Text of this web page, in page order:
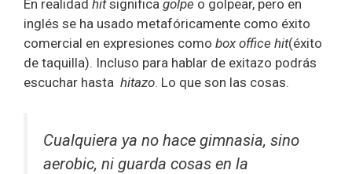
En realidad hitsignifica golpe o golpear, pero en
inglés se ha usado metafóricamente como éxito
comercial en expresiones como box office hit(éxito
de taquilla). Incluso para hablar de exitazo podrás
escuchar hasta hitazo. Lo que son las cosas.
Cualquiera ya no hace gimnasia, sino
aerobic, ni guarda cosas en la